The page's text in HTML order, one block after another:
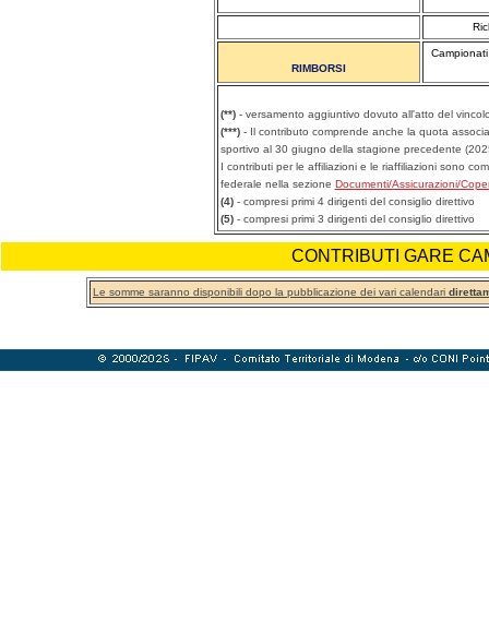
RIMBORSI
(**)- versamento aggiuntivo dovuto all'atto del
(***)- Il contributo comprende anche la quota
sportivo al 30 giugno della stagione precedente
I contributi per le affiliazioni e le riaffiliazioni sono
federale nella sezione Documenti/Assicurazioni/
(4)- compresi primi 4 dirigenti del consiglio direttivo
(5)- compresi primi 3 dirigenti del consiglio direttivo
CONTRIBUTI GARE
Le somme saranno disponibili dopo la pubblicazione dei vari calendari